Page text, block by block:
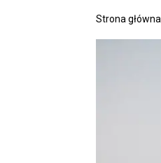
Strona główna